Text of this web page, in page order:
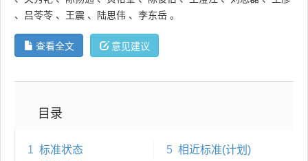
、 吕苓苓 、 王震 、 陆思伟 、 李东岳 。
查看全文 意见建议
目录
1 标准状态
5 相近标准(计划)